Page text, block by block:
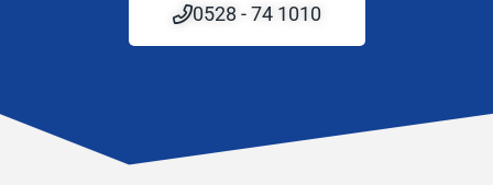
0528 - 74 1010